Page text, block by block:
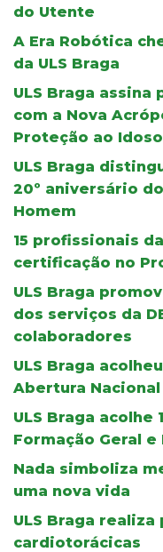
do Utente
A Era Robótica
da ULS Braga
ULS Braga
com a Nova
Proteção ao Idoso
ULS Braga
20º aniversário
Homem
15 profissionais
certificação no
ULS Braga
dos serviços da
colaboradores
ULS Braga
Abertura
ULS Braga acolhe
Formação Geral
Nada simboliza
uma nova vida
ULS Braga
cardiotorácicas